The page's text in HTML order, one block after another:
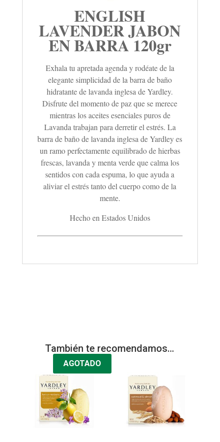
ENGLISH
LAVENDER JABON
EN BARRA 120gr
Exhala tu apretada agenda y rodéate de la
elegante simplicidad de la barra de baño
hidratante de lavanda inglesa de Yardley.
Disfrute del momento de paz que se merece
mientras los aceites esenciales puros de
Lavanda trabajan para derretir el estrés. La
barra de baño de lavanda inglesa de Yardley es
un ramo perfectamente equilibrado de hierbas
frescas, lavanda y menta verde que calma los
sentidos con cada espuma, lo que ayuda a
aliviar el estrés tanto del cuerpo como de la
mente.
Hecho en Estados Unidos
También te recomendamos…
AGOTADO